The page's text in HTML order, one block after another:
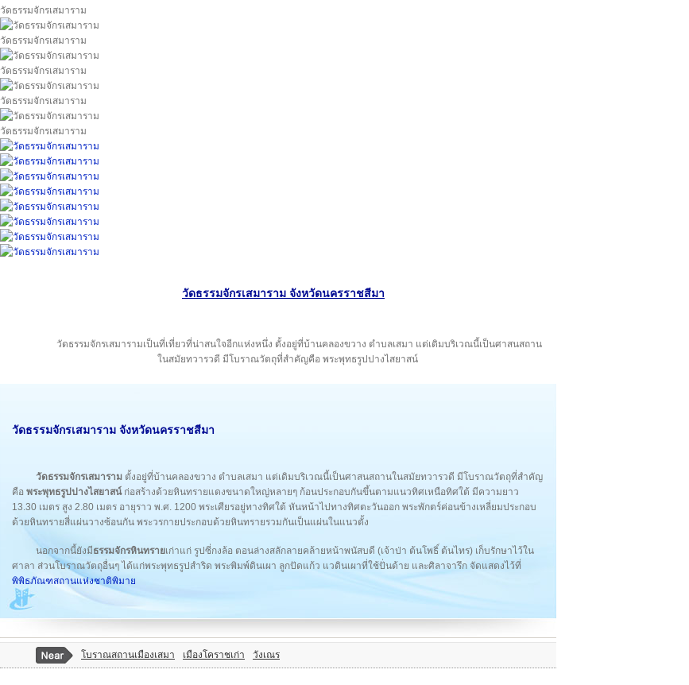
วัดธรรมจักรเสมาราม
วัดธรรมจักรเสมาราม
วัดธรรมจักรเสมาราม
วัดธรรมจักรเสมาราม
วัดธรรมจักรเสมาราม
วัดธรรมจักรเสมาราม จังหวัดนครราชสีมา
วัดธรรมจักรเสมารามเป็นที่เที่ยวที่น่าสนใจอีกแห่งหนึ่ง ตั้งอยู่ที่บ้านคลองขวาง ตำบลเสมา แต่เดิมบริเวณนี้เป็นศาสนสถาน
ในสมัยทวารวดี มีโบราณวัตถุที่สำคัญคือ พระพุทธรูปปางไสยาสน์
วัดธรรมจักรเสมาราม จังหวัดนครราชสีมา
วัดธรรมจักรเสมาราม ตั้งอยู่ที่บ้านคลองขวาง ตำบลเสมา แต่เดิมบริเวณนี้เป็นศาสนสถานในสมัยทวารวดี มีโบราณวัตถุที่สำคัญ
คือ พระพุทธรูปปางไสยาสน์ก่อสร้างด้วยหินทรายแดงขนาดใหญ่หลายๆ ก้อนประกอบกันขึ้นตามแนวทิศเหนือทิศใต้ มีความยาว
13.30 เมตร สูง 2.80 เมตร อายุราว พ.ศ. 1200 พระเศียรอยู่ทางทิศใต้ หันหน้าไปทางทิศตะวันออก พระพักตร์ค่อนข้างเหลี่ยมประกอบ
ด้วยหินทรายสี่แผ่นวางซ้อนกัน พระวรกายประกอบด้วยหินทรายรวมกันเป็นแผ่นในแนวตั้ง
นอกจากนี้ยังมีธรรมจักรหินทรายเก่าแก่ รูปซี่กงล้อ ตอนล่างสลักลายคล้ายหน้าพนัสบดี (เจ้าป่า ต้นโพธิ์ ต้นไทร) เก็บรักษาไว้ใน
ศาลา ส่วนโบราณวัตถุอื่นๆ ได้แก่พระพุทธรูปสำริด พระพิมพ์ดินเผา ลูกปัดแก้ว แวดินเผาที่ใช้ปั่นด้าย และศิลาจารึก จัดแสดงไว้ที่
พิพิธภัณฑสถานแห่งชาติพิมาย
โบราณสถานเมืองเสมา เมืองโคราชเก่า วังเณร